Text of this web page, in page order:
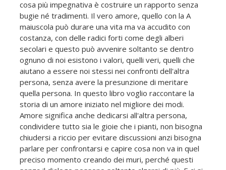
cosa più impegnativa è costruire un rapporto senza
bugie né tradimenti. Il vero amore, quello con la A
maiuscola può durare una vita ma va accudito con
costanza, con delle radici forti come degli alberi
secolari e questo può avvenire soltanto se dentro
ognuno di noi esistono i valori, quelli veri, quelli che
aiutano a essere noi stessi nei confronti dell'altra
persona, senza avere la presunzione di meritare
quella persona. In questo libro voglio raccontare la
storia di un amore iniziato nel migliore dei modi.
Amore significa anche dedicarsi all'altra persona,
condividere tutto sia le gioie che i pianti, non bisogna
chiudersi a riccio per evitare discussioni anzi bisogna
parlare per confrontarsi e capire cosa non va in quel
preciso momento creando dei muri, perché questi